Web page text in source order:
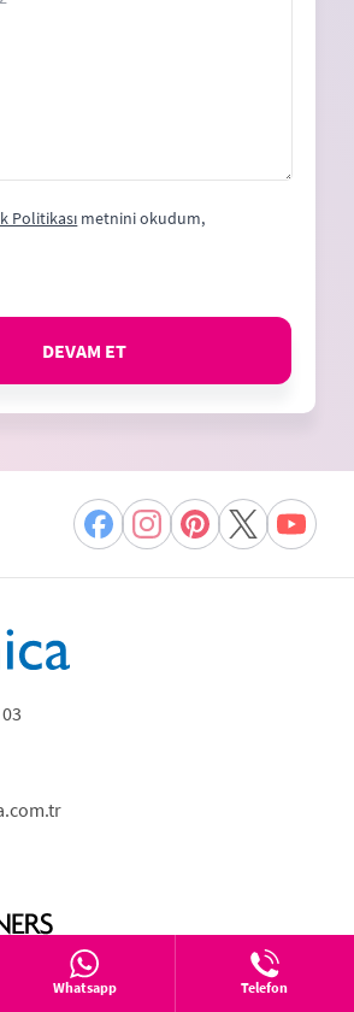
Politikası metnini okudum,
DEVAM ET
Whatsapp Telefon